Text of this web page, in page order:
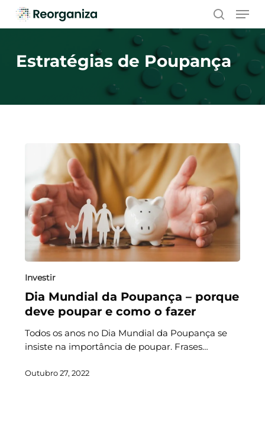
Skip
search
Estratégias de Poupança
Investir
Dia Mundial da Poupança – porque
deve poupar e como o fazer
Todos os anos no Dia Mundial da Poupança se
insiste na importância de poupar. Frases…
Outubro 27, 2022